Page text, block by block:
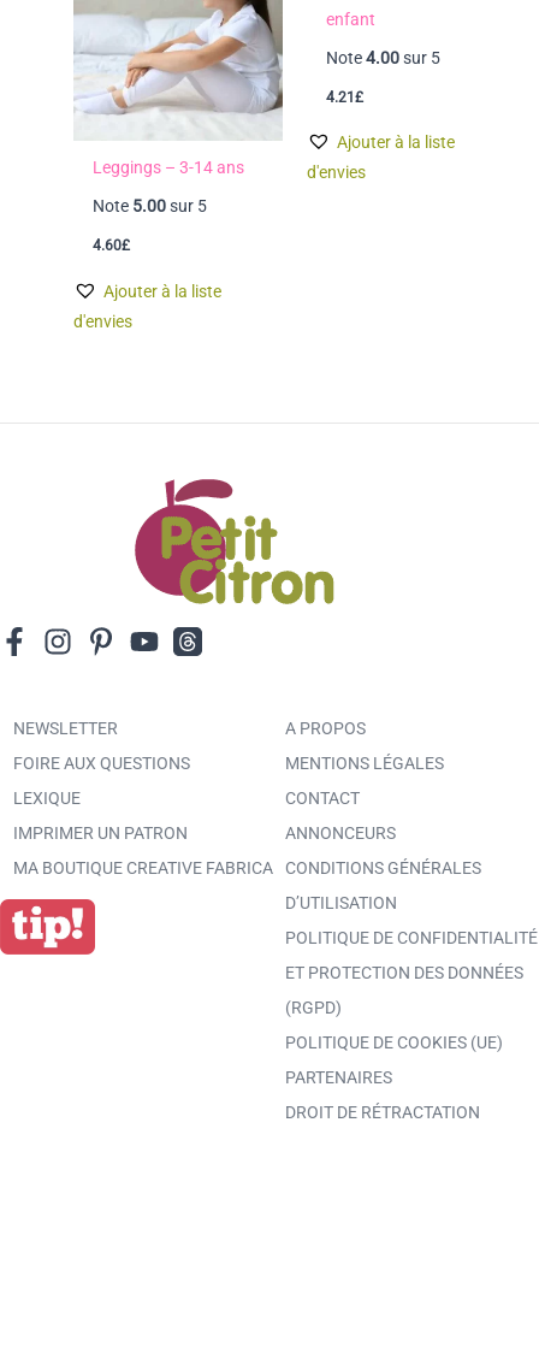
Leggings – 3-14 ans
Note 5.00sur 5
4.60£
Ajouter à la liste
d'envies
enfant
Note4.00sur 5
4.21£
Ajouter à la liste
d'envies
NEWSLETTER
FOIRE AUX QUESTIONS
LEXIQUE
IMPRIMER UN PATRON
MA BOUTIQUE CREATIVE FABRICA
A PROPOS
MENTIONS LÉGALES
CONTACT
ANNONCEURS
CONDITIONS GÉNÉRALES
D’UTILISATION
POLITIQUE DE CONFIDENTIALITÉ
ET PROTECTION DES DONNÉES
(RGPD)
POLITIQUE DE COOKIES (UE)
PARTENAIRES
DROIT DE RÉTRACTATION